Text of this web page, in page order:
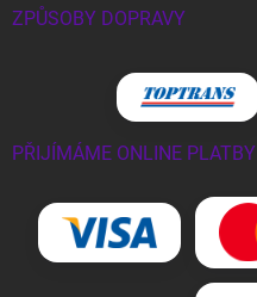
ZPŮSOBY DOPRAVY
PŘIJÍMÁME ONLINE PLATBY